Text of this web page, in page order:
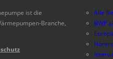
ist die
Branche,
Alle
BWP
Europa